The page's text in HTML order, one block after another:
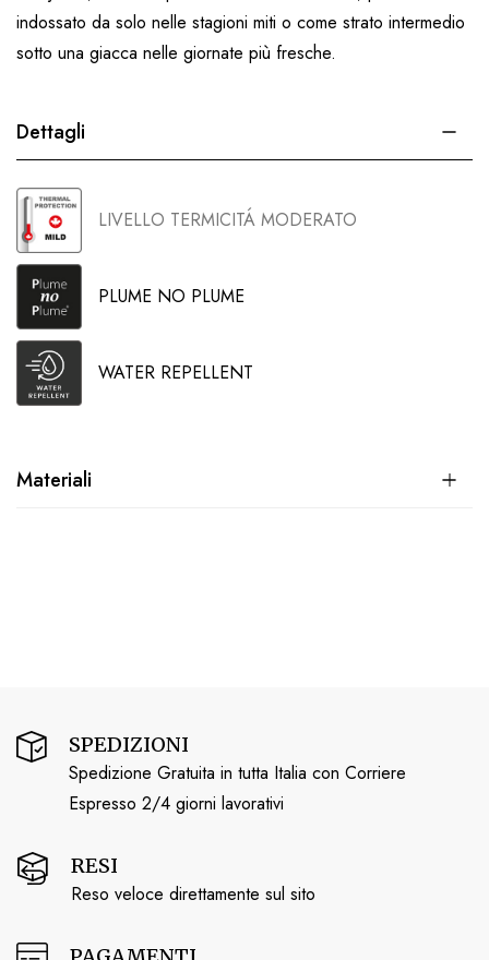
indossato da solo nelle stagioni miti o come strato intermedio
sotto una giacca nelle giornate più fresche.
Dettagli
LIVELLO TERMICITÁ MODERATO
PLUME NO PLUME
WATER REPELLENT
Materiali
SPEDIZIONI
Spedizione Gratuita in tutta Italia con Corriere
Espresso 2/4 giorni lavorativi
RESI
Reso veloce direttamente sul sito